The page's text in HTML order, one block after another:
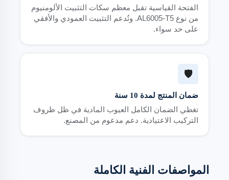
الفتحة القياسية تقبل معظم سكات التثبيت الألومنيوم
من نوع AL6005-T5. وتُدعم التثبيت العمودي والأفقي
على حد سواء.
🛡️
ضمان المنتج لمدة 10 سنة
تغطي الضمان الكامل العيوب المادية في ظل ظروف
التركيب الاعتيادية. دعم مدعوم من المصنع.
المواصفات الفنية الكاملة